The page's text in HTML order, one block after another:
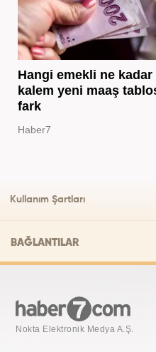
Hangi emekli ne
kalem yeni maaş
fark
Haber7
Kullanım Şartları
BAĞLANTILAR
Nokta Elektronik Medya A.Ş.